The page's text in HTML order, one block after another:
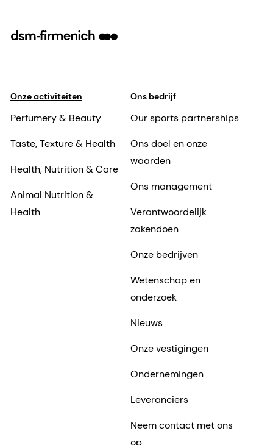
Onze activiteiten
Perfumery & Beauty
Taste, Texture & Health
Health, Nutrition & Care
Animal Nutrition &
Health
Ons bedrijf
Our sports partnerships
Ons doel en onze
waarden
Ons management
Verantwoordelijk
zakendoen
Onze bedrijven
Wetenschap en
onderzoek
Nieuws
Onze vestigingen
Ondernemingen
Leveranciers
Neem contact met ons
op